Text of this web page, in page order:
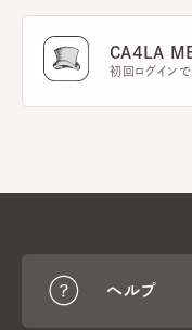
CA4LA
初回ログインで
ヘルプ